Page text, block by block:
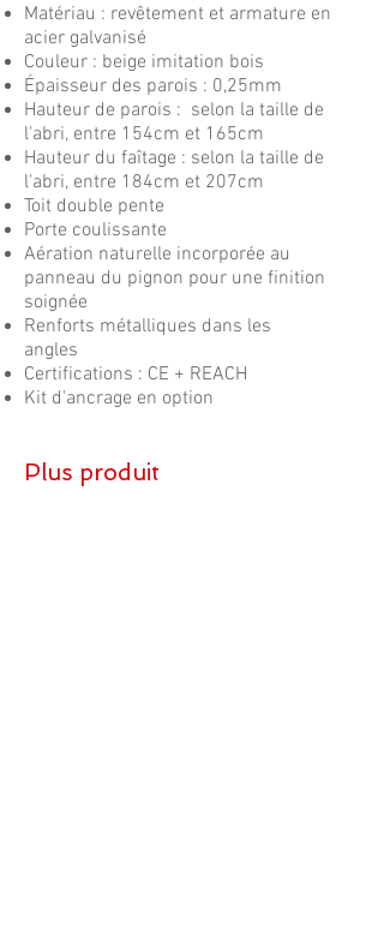
Matériau : revêtement et armature en
acier galvanisé
Couleur : beige imitation bois
Épaisseur des parois : 0,25mm
Hauteur de parois : selon la taille de
l'abri, entre 154cm et 165cm
Hauteur du faîtage : selon la taille de
l'abri, entre 184cm et 207cm
Toit double pente
Porte coulissante
Aération naturelle incorporée au
panneau du pignon pour une finition
soignée
Renforts métalliques dans les
angles
Certifications : CE + REACH
Kit d'ancrage en option
Plus produit